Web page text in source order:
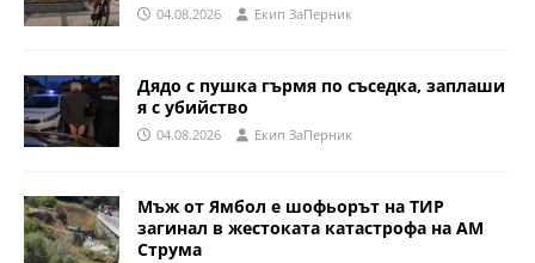
04.08.2026 Eкип ЗаПерник
Дядо с пушка гърмя по съседка, заплаши
я с убийство
04.08.2026 Eкип ЗаПерник
Мъж от Ямбол е шофьорът на ТИР
загинал в жестоката катастрофа на АМ
Струма